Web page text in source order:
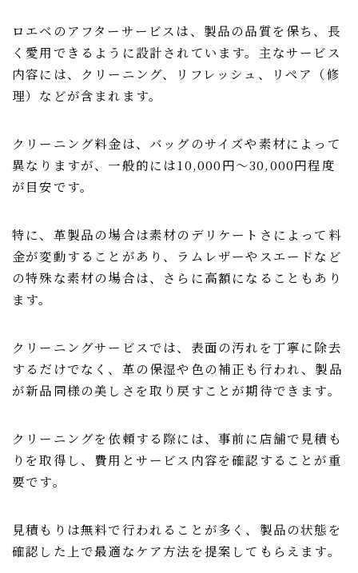
ロエベのアフターサービスは、製品の品質を保ち、長
く愛用できるように設計されています。主なサービス
内容には、クリーニング、リフレッシュ、リペア（修
理）などが含まれます。
クリーニング料金は、バッグのサイズや素材によって
異なりますが、一般的には10,000円〜30,000円程度
が目安です。
特に、革製品の場合は素材のデリケートさによって料
金が変動することがあり、ラムレザーやスエードなど
の特殊な素材の場合は、さらに高額になることもあり
ます。
クリーニングサービスでは、表面の汚れを丁寧に除去
するだけでなく、革の保湿や色の補正も行われ、製品
が新品同様の美しさを取り戻すことが期待できます。
クリーニングを依頼する際には、事前に店舗で見積も
りを取得し、費用とサービス内容を確認することが重
要です。
見積もりは無料で行われることが多く、製品の状態を
確認した上で最適なケア方法を提案してもらえます。